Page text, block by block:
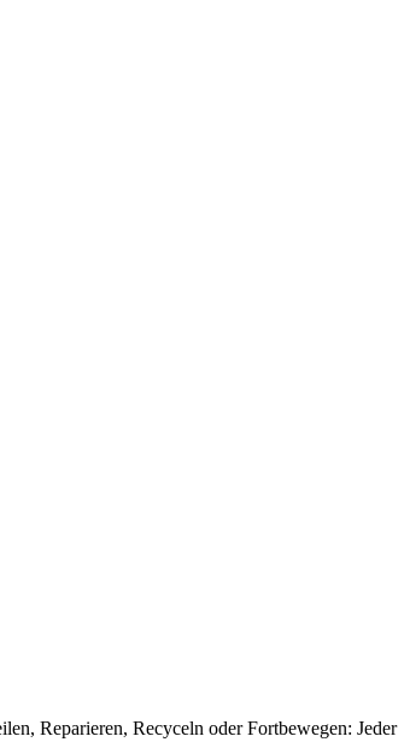
Reparieren, Recyceln oder Fortbewegen: Jeder